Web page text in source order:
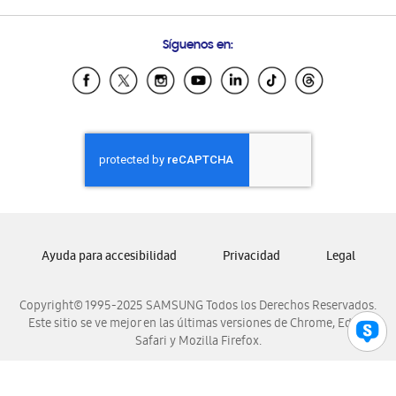
Samsung Ecuador
Samsung El Salvador
Samsung Honduras
Samsung Nicaragua
Samsung Panamá
Samsung Venezuela
Síguenos en:
Copyright© 1995-2025 SAMSUNG Todos los Derechos Reservados.
Este sitio se ve mejor en las últimas versiones de Chrome, Edge,
Safari y Mozilla Firefox.
Ayuda para accesibilidad Privacidad Legal